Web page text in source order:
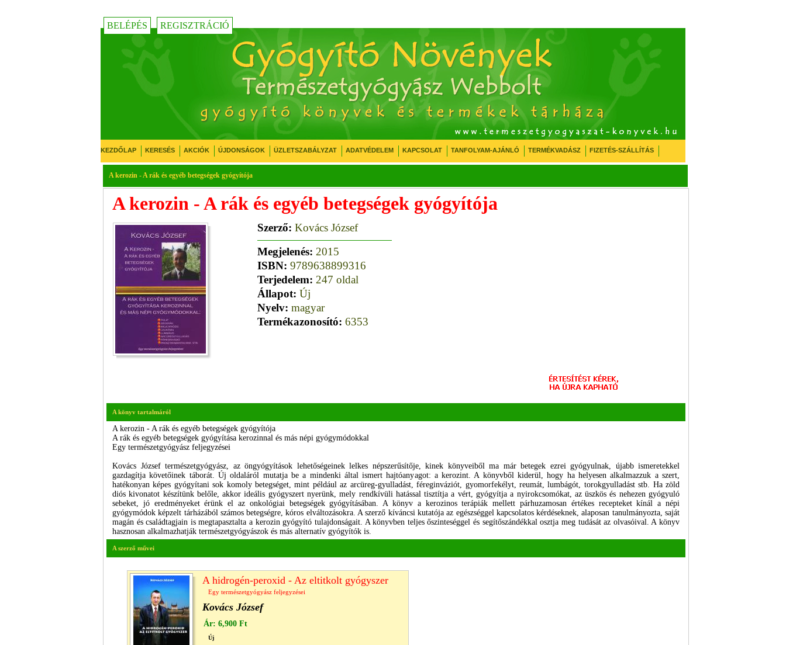
BELÉPÉS REGISZTRÁCIÓ
KEZDŐLAP KERESÉS AKCIÓK ÚJDONSÁGOK ÜZLETSZABÁLYZAT ADATVÉDELEM KAPCSOLAT TANFOLYAM-AJÁNLÓ TERMÉKVADÁSZ FIZETÉS-SZÁLLÍTÁS
A kerozin - A rák és egyéb betegségek gyógyítója
A kerozin - A rák és egyéb betegségek gyógyítója
Szerző: Kovács József
Megjelenés: 2015
ISBN: 9789638899316
Terjedelem: 247 oldal
Állapot: Új
Nyelv: magyar
Termékazonosító: 6353
A könyv tartalmáról
A kerozin - A rák és egyéb betegségek gyógyítója
A rák és egyéb betegségek gyógyítása kerozinnal és más népi gyógymódokkal
Egy természetgyógyász feljegyzései
Kovács József természetgyógyász, az öngyógyítások lehetőségeinek lelkes népszerűsítője, kinek könyveiből ma már betegek ezrei gyógyulnak, újabb ismeretekkel
gazdagítja követőinek táborát. Új oldaláról mutatja be a mindenki által ismert hajtóanyagot: a kerozint. A könyvből kiderül, hogy ha helyesen alkalmazzuk a szert,
hatékonyan képes gyógyítani sok komoly betegséget, mint például az arcüreg-gyulladást, féreginváziót, gyomorfekélyt, reumát, lumbágót, torokgyulladást stb. Ha zöld
diós kivonatot készítünk belőle, akkor ideális gyógyszert nyerünk, mely rendkívüli hatással tisztítja a vért, gyógyítja a nyirokcsomókat, az üszkös és nehezen gyógyuló
sebeket, jó eredményeket érünk el az onkológiai betegségek gyógyításában. A könyv a kerozinos terápiák mellett párhuzamosan értékes recepteket kínál a népi
gyógymódok képzelt tárházából számos betegségre, kóros elváltozásokra. A szerző kíváncsi kutatója az egészséggel kapcsolatos kérdéseknek, alaposan tanulmányozta, saját
magán és családtagjain is megtapasztalta a kerozin gyógyító tulajdonságait. A könyvben teljes őszinteséggel és segítőszándékkal osztja meg tudását az olvasóival. A könyv
hasznosan alkalmazhatják természetgyógyászok és más alternatív gyógyítók is.
A szerző művei
A hidrogén-peroxid - Az eltitkolt gyógyszer
Egy természetgyógyász feljegyzései
Kovács József
Ár: 6,900 Ft
Új